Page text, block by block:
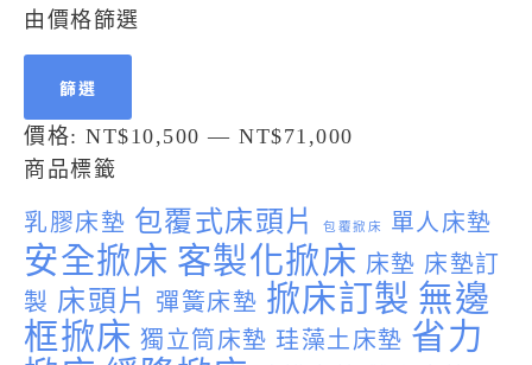
由價格篩選
篩選
價格: NT$10,500 — NT$71,000
商品標籤
乳膠床墊 包覆式床頭片 包覆掀床 單人床墊
安全掀床 客製化掀床 床墊 床墊訂
製 床頭片 彈簧床墊 掀床訂製 無邊
框掀床 獨立筒床墊 珪藻土床墊 省力